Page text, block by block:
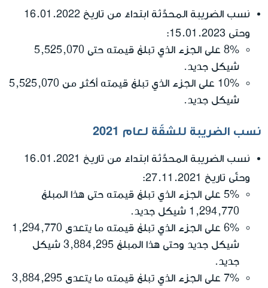
نسب الضريبة المحدَّثة ابتداءً من تاريخ 16.01.2022
وحتى 15.01.2023
:
8% على الجزء الذي تبلغ قيمته حتى 5,525,070
شيكل جديد.
10% على الجزء الذي تبلغ قيمته أكثر من 5,525,070
شيكل جديد.
نسب الضريبة للشقّة لعام 2021
نسب الضريبة المحدَّثة ابتداءً من تاريخ 16.01.2021
وحتّى تاريخ 27.11.2021
:
5% على الجزء الذي تبلغ قيمته حتى هذا المبلغ
1,294,770 شيكل جديد.
6% على الجزء الذي تبلغ قيمته ما يتعدى 1,294,770
شيكل جديد وحتى هذا المبلغ 3,884,295 شيكل
جديد.
7% على الجزء الذي تبلغ قيمته ما يتعدى 3,884,295